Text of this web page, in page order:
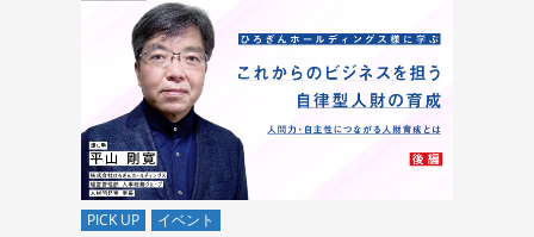
PICK UP イベント